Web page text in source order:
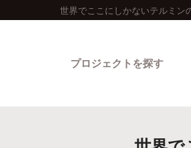
世界でここにしかないテルミン
プロジェクトを探す